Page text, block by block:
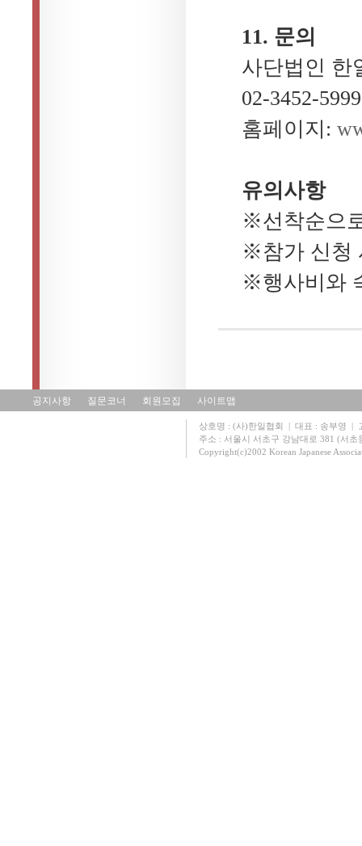
11. 문의
사단법인 한
02-3452-5999
홈페이지:
유의사항
※선착순으
※참가 신청
※행사비와
공지사항 질문코너 회원모집 사이트맵
상호명 : (사)한일협회 | 대표 : 송부영 |
주소 : 서울시 서초구 강남대로 381 (서
Copyright(c)2002 Korean Japanese